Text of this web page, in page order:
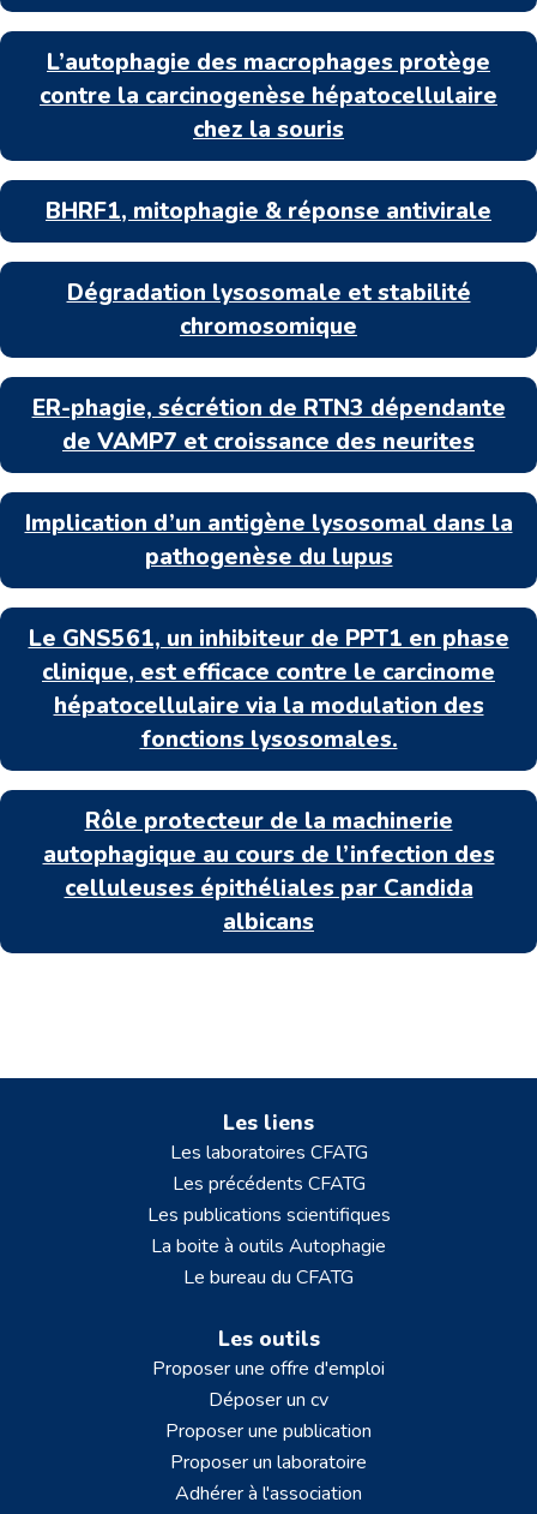
L’autophagie des macrophages protège
contre la carcinogenèse hépatocellulaire
chez la souris
BHRF1, mitophagie & réponse antivirale
Dégradation lysosomale et stabilité
chromosomique
ER-phagie, sécrétion de RTN3 dépendante
de VAMP7 et croissance des neurites
Implication d’un antigène lysosomal dans la
pathogenèse du lupus
Le GNS561, un inhibiteur de PPT1 en phase
clinique, est efficace contre le carcinome
hépatocellulaire via la modulation des
fonctions lysosomales.
Rôle protecteur de la machinerie
autophagique au cours de l’infection des
celluleuses épithéliales par Candida
albicans
Les liens
Les laboratoires CFATG
Les précédents CFATG
Les publications scientifiques
La boite à outils Autophagie
Le bureau du CFATG
Les outils
Proposer une offre d'emploi
Déposer un cv
Proposer une publication
Proposer un laboratoire
Adhérer à l'association